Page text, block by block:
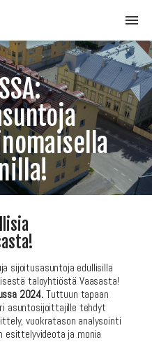
sijoitusasuntoja edullisilla
taloyhtiöstä Vaasasta!
2024.Tuttuun tapaan
asuntosijoittajille tehdyt
vuokratason analysointi
esittelyvideota ja monia